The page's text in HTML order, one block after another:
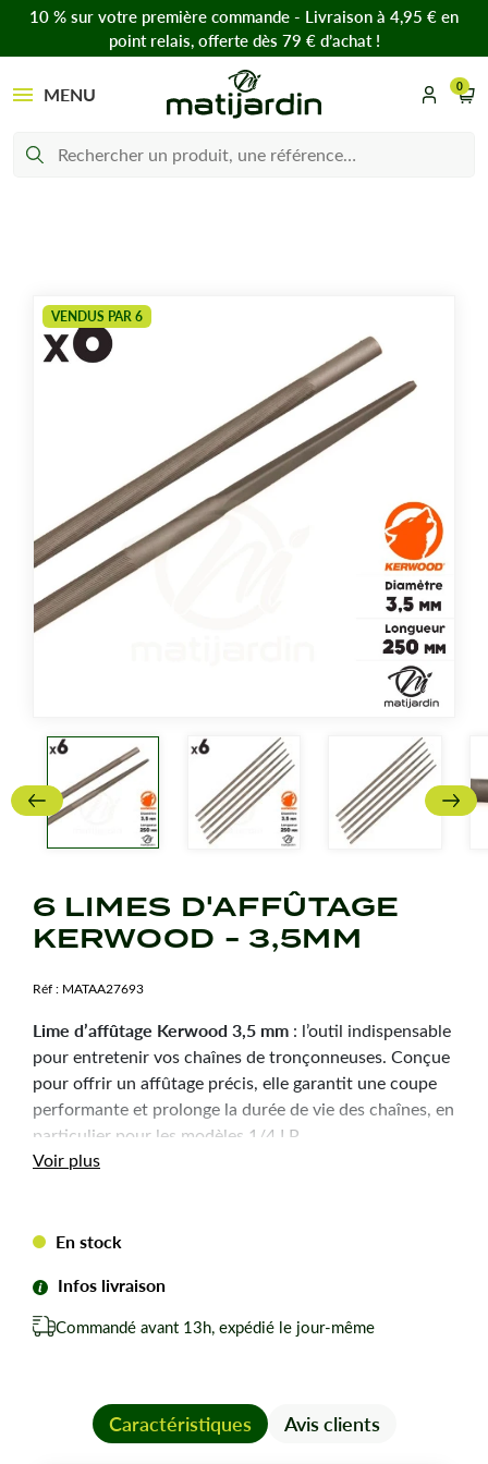
10 % sur votre première commande - Livraison à 4,95 € en
point relais, offerte dès 79 € d’achat !
MENU 0
VENDUS PAR 6
6 LIMES D'AFFÛTAGE
KERWOOD - 3,5MM
Réf : MATAA27693
Lime d’affûtage Kerwood 3,5 mm : l’outil indispensable
pour entretenir vos chaînes de tronçonneuses. Conçue
pour offrir un affûtage précis, elle garantit une coupe
performante et prolonge la durée de vie des chaînes, en
particulier pour les modèles 1/4 LP.
Diamètre
1/4 LP.
Compatibilité: Idéal pour l’affûtage des chaînes de
prolongé.
Praticité: Facile à utiliser, elle permet un affûtage
Voir plus
En stock
Infos livraison
Commandé avant 13h, expédié le jour-même
Caractéristiques Avis clients